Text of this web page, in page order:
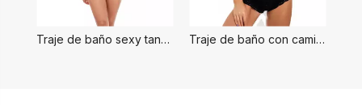
Traje de baño sexy tankini para mujer Traje de baño con camiseta sin mangas floral Tankini